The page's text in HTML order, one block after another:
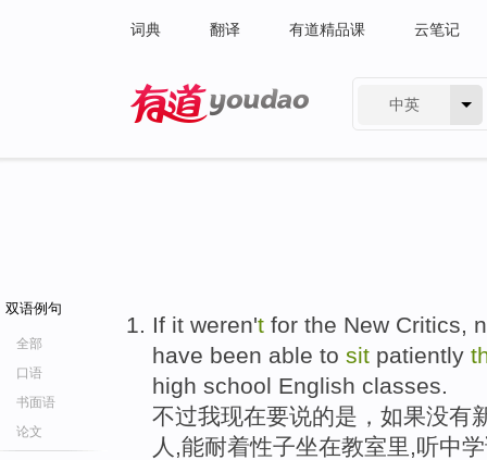
词典 翻译 有道精品课 云笔记
中英
双语例句
全部
口语
书面语
论文
If it weren't for the New Critics,
have been able to sit patiently
high school English classes.
不过我现在要说的是，如果没有
人,能耐着性子坐在教室里,听中